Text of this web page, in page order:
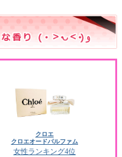
クロエ
クロエオードパルファム
女性ランキング4位